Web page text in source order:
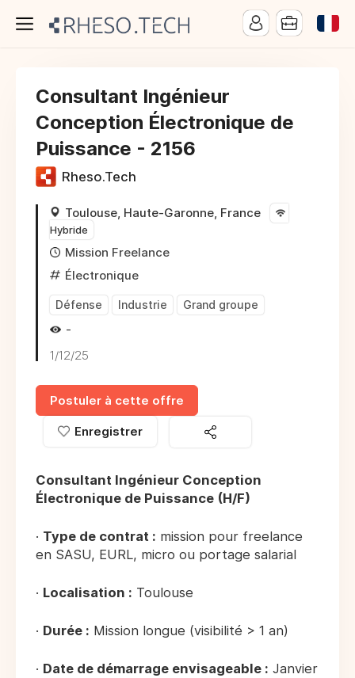
Consultant Ingénieur
Conception Électronique de
Puissance - 2156
Rheso.Tech
Toulouse, Haute-Garonne, France
Hybride
Mission Freelance
Électronique
Défense Industrie Grand groupe
-
1/12/25
Postuler à cette offre
Enregistrer
Consultant Ingénieur Conception
Électronique de Puissance (H/F)
· Type de contrat : mission pour freelance
en SASU, EURL, micro ou portage salarial
· Localisation : Toulouse
· Durée : Mission longue (visibilité > 1 an)
· Date de démarrage envisageable : Janvier